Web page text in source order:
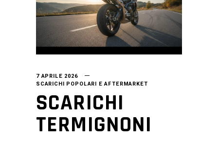
7 APRILE 2026
SCARICHI POPOLARI E AFTERMARKET
SCARICHI
TERMIGNONI